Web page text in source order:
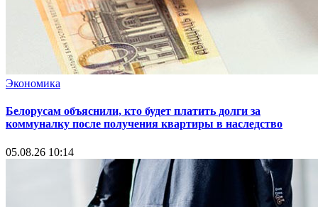
Экономика
Белорусам объяснили, кто будет платить долги за
коммуналку после получения квартиры в наследство
05.08.26 10:14